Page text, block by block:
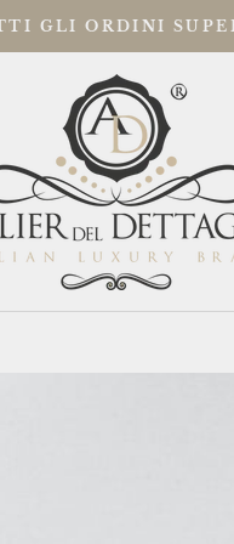
GLI ORDINI